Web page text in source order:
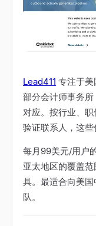
Lead411 专注于
部分会计师事务
对应。按行业、
验证联系人，这些
每月99美元/用户
亚太地区的覆盖
具。最适合向美
队。